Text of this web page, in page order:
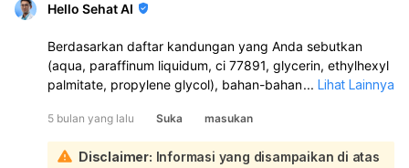
Hello Sehat AI
Berdasarkan daftar kandungan yang Anda sebutkan
(aqua, paraffinum liquidum, ci 77891, glycerin, ethylhexyl
palmitate, propylene glycol), bahan-bahan ini umumnya
termasuk BB cream. Secara umum, bahan-bahan
tersebut tidak dianggap berbahaya untuk penggunaan
topikal:
... Lihat Lainnya
5 bulan yang lalu Suka masukan
Disclaimer: Informasi yang disampaikan di atas